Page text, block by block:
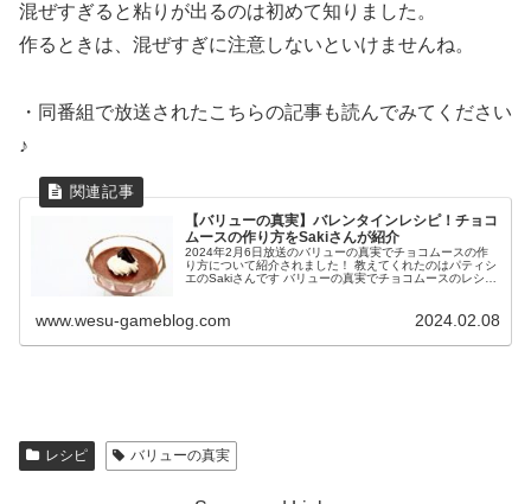
混ぜすぎると粘りが出るのは初めて知りました。
作るときは、混ぜすぎに注意しないといけませんね。
・同番組で放送されたこちらの記事も読んでみてください
♪
【バリューの真実】バレンタインレシピ！チョコ
ムースの作り方をSakiさんが紹介
2024年2月6日放送のバリューの真実でチョコムースの作
り方について紹介されました！ 教えてくれたのはパティシ
エのSakiさんです バリューの真実でチョコムースのレシピ
www.wesu-gameblog.com 2024.02.08
レシピ バリューの真実